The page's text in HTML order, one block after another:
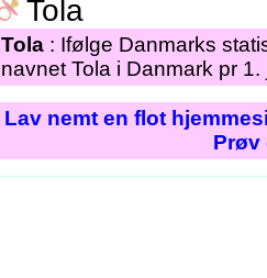
Tola
Tola : Ifølge Danmarks
navnet Tola i Danmark pr
Lav nemt en flot
Prøv